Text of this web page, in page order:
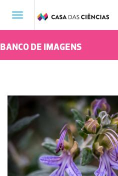
Toggle
BANCO DE IMAGENS